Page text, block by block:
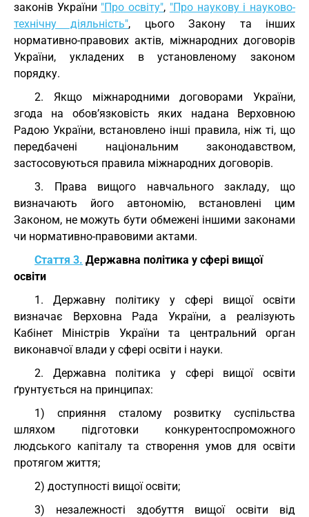
законів України "Про освіту", "Про наукову і науково-
технічну діяльність", цього Закону та інших
нормативно-правових актів, міжнародних договорів
України, укладених в установленому законом
порядку.
2. Якщо міжнародними договорами України,
згода на обов’язковість яких надана Верховною
Радою України, встановлено інші правила, ніж ті, що
передбачені національним законодавством,
застосовуються правила міжнародних договорів.
3. Права вищого навчального закладу, що
визначають його автономію, встановлені цим
Законом, не можуть бути обмежені іншими законами
чи нормативно-правовими актами.
Стаття 3. Державна політика у сфері вищої
освіти
1. Державну політику у сфері вищої освіти
визначає Верховна Рада України, а реалізують
Кабінет Міністрів України та центральний орган
виконавчої влади у сфері освіти і науки.
2. Державна політика у сфері вищої освіти
ґрунтується на принципах:
1) сприяння сталому розвитку суспільства
шляхом підготовки конкурентоспроможного
людського капіталу та створення умов для освіти
протягом життя;
2) доступності вищої освіти;
3) незалежності здобуття вищої освіти від